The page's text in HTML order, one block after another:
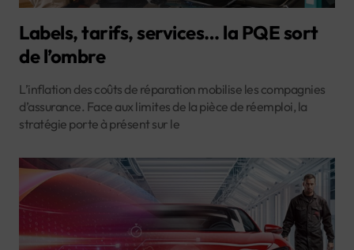
Labels, tarifs, services… la PQE sort
de l’ombre
L’inflation des coûts de réparation mobilise les compagnies
d’assurance. Face aux limites de la pièce de réemploi, la
stratégie porte à présent sur le